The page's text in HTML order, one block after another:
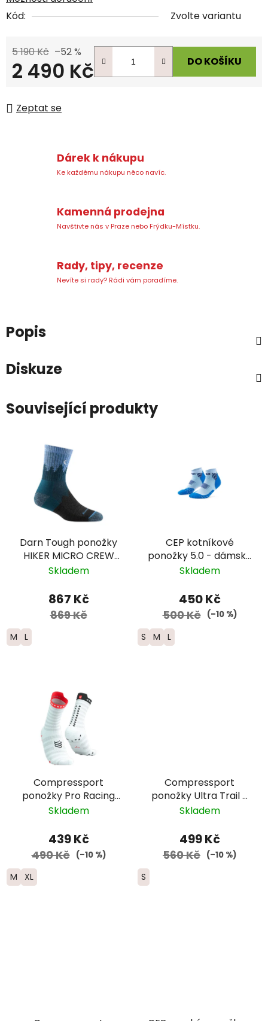
Kód:
Zvolte variantu
5 190 Kč –52 %
2 490 Kč DO KOŠÍKU
Zeptat se
Dárek k nákupu
Ke každému nákupu něco navíc.
Kamenná prodejna
Navštivte nás v Praze nebo Frýdku-Místku.
Rady, tipy, recenze
Nevíte si rady? Rádi vám poradíme.
Popis
Diskuze
Související produkty
Darn Tough ponožky
HIKER MICRO CREW
Midweight Merino -
modré
Skladem
867 Kč
869 Kč
M L
CEP kotníkové
ponožky 5.0 - dámské
– modrá
Skladem
450 Kč
500 Kč (–10 %)
S M L
Compressport
ponožky Pro Racing
Run Ultralight -
červená
Skladem
439 Kč
490 Kč (–10 %)
M XL
Compressport
ponožky Ultra Trail -
černá
Skladem
499 Kč
560 Kč (–10 %)
S